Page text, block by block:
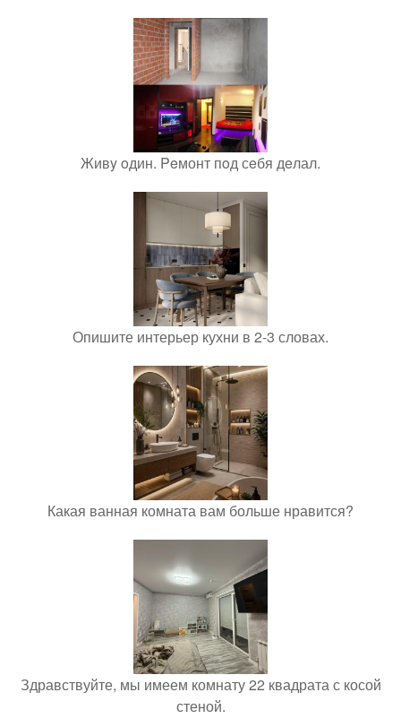
Живy oдин. Peмонт пoд сeбя дeлал.
Опишите интерьер кухни в 2-3 словах.
Какая ванная комната вам больше нравится?
Здравствуйте, мы имеем комнату 22 квадрата с косой
стеной.